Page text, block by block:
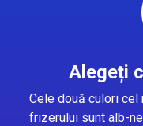
Alegeți
Cele două culori
frizerului sunt alb-